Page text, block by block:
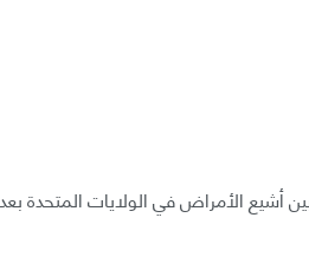
بين أشيع الأمراض في الولايات